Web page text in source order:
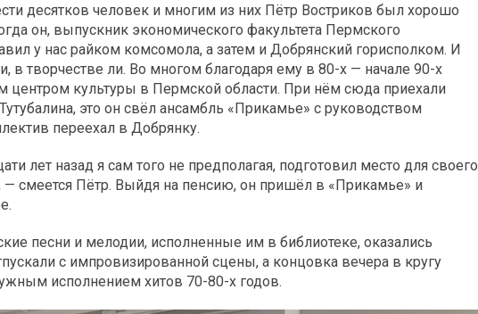
десятков человек и многим из них Пётр Востриков был хорошо
он, выпускник экономического факультета Пермского
у нас райком комсомола, а затем и Добрянский горисполком. И
в творчестве ли. Во многом благодаря ему в 80-х — начале 90-х
центром культуры в Пермской области. При нём сюда приехали
это он свёл ансамбль «Прикамье» с руководством
переехал в Добрянку.
лет назад я сам того не предполагая, подготовил место для своего
— смеется Пётр. Выйдя на пенсию, он пришёл в «Прикамье» и
песни и мелодии, исполненные им в библиотеке, оказались
с импровизированной сцены, а концовка вечера в кругу
исполнением хитов 70-80-х годов.